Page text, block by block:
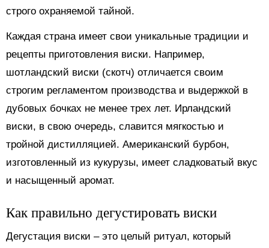
строго охраняемой тайной.
Каждая страна имеет свои уникальные традиции и
рецепты приготовления виски. Например,
шотландский виски (скотч) отличается своим
строгим регламентом производства и выдержкой в
дубовых бочках не менее трех лет. Ирландский
виски, в свою очередь, славится мягкостью и
тройной дистилляцией. Американский бурбон,
изготовленный из кукурузы, имеет сладковатый вкус
и насыщенный аромат.
Как правильно дегустировать виски
Дегустация виски – это целый ритуал, который